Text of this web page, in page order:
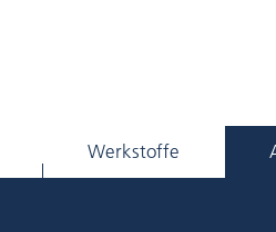
Werkstoffe